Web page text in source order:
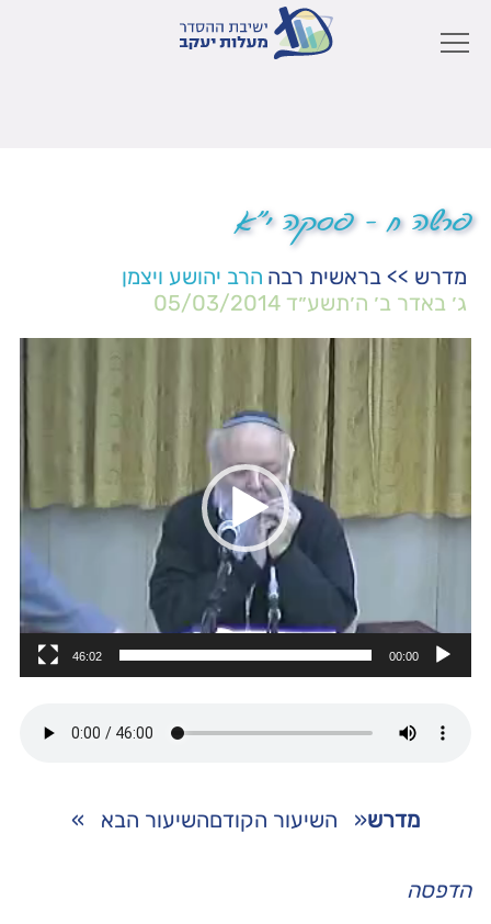
פרשה ח – פסקה י"א
מדרש >> בראשית רבה הרב יהושע ויצמן
ג׳ באדר ב׳ ה׳תשע״ד 05/03/2014
00:00
46:02
מדרש« השיעור הקודםהשיעור הבא »
הדפסה